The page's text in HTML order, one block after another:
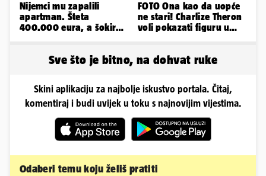
Nijemci mu zapalili
apartman. Šteta
400.000 eura, a šokirao
FOTO Ona kao da uopće
ne stari! Charlize Theron
voli pokazati figuru u
Sve što je bitno, na dohvat ruke
Skini aplikaciju za najbolje iskustvo portala. Čitaj,
komentiraj i budi uvijek u toku s najnovijim vijestima.
Odaberi temu koju želiš pratiti